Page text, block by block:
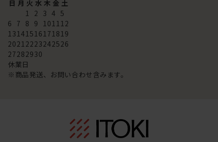
日 月 火 水 木 金 土
1 2 3 4 5
6 7 8 9 101112
13141516171819
20212223242526
27282930
休業日
※商品発送、お問い合わせ含みます。